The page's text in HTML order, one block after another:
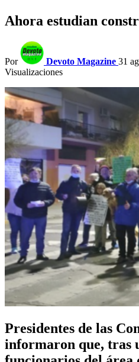
Ahora estudian
Por Devoto Magazine 31
Visualizaciones
Presidentes de las
informaron que, tras